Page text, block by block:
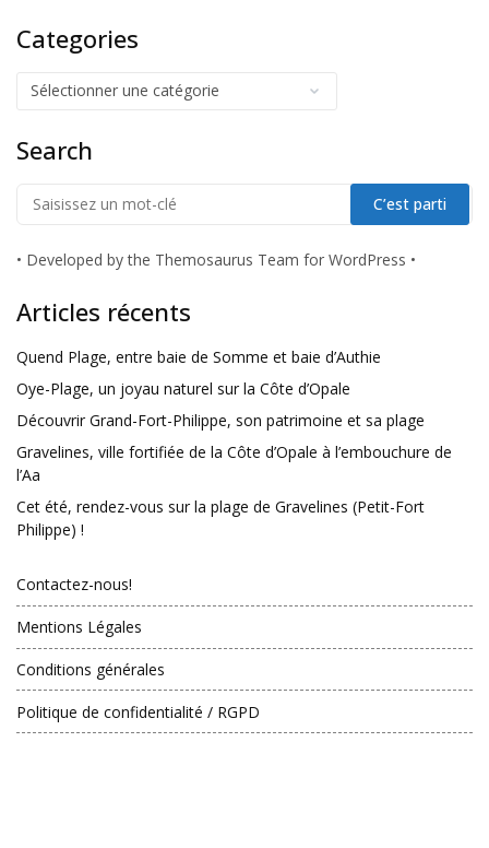
Categories
Search
• Developed by the Themosaurus Team for WordPress •
Articles récents
Quend Plage, entre baie de Somme et baie d’Authie
Oye-Plage, un joyau naturel sur la Côte d’Opale
Découvrir Grand-Fort-Philippe, son patrimoine et sa plage
Gravelines, ville fortifiée de la Côte d’Opale à l’embouchure de
l’Aa
Cet été, rendez-vous sur la plage de Gravelines (Petit-Fort
Philippe) !
Contactez-nous!
Mentions Légales
Conditions générales
Politique de confidentialité / RGPD